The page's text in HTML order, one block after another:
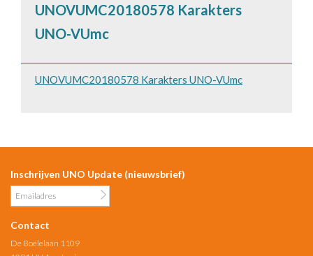
UNOVUMC20180578 Karakters
UNO-VUmc
UNOVUMC20180578 Karakters UNO-VUmc
Inschrijven UNO Update (nieuwsbrief)
Contact
De Boelelaan 1109